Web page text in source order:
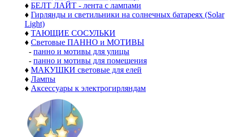
♦ БЕЛТ ЛАЙТ - лента с лампами
♦ Гирлянды и светильники на солнечных батареях (Solar
Light)
♦ ТАЮЩИЕ СОСУЛЬКИ
♦ Световые ПАННО и МОТИВЫ
- панно и мотивы для улицы
- панно и мотивы для помещения
♦ МАКУШКИ световые для елей
♦ Лампы
♦ Аксессуары к электрогирляндам